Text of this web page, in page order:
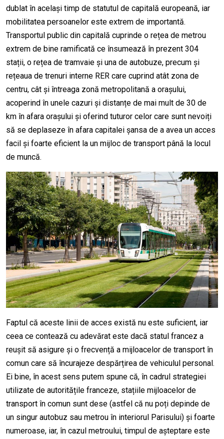
dublat în același timp de statutul de capitală europeană, iar
mobilitatea persoanelor este extrem de importantă.
Transportul public din capitală cuprinde o rețea de metrou
extrem de bine ramificată ce însumează în prezent 304
stații, o rețea de tramvaie și una de autobuze, precum și
rețeaua de trenuri interne RER care cuprind atât zona de
centru, cât și întreaga zonă metropolitană a orașului,
acoperind în unele cazuri și distanțe de mai mult de 30 de
km în afara orașului și oferind tuturor celor care sunt nevoiți
să se deplaseze în afara capitalei șansa de a avea un acces
facil și foarte eficient la un mijloc de transport până la locul
de muncă.
Faptul că aceste linii de acces există nu este suficient, iar
ceea ce contează cu adevărat este dacă statul francez a
reușit să asigure și o frecvență a mijloacelor de transport în
comun care să încurajeze despărțirea de vehiculul personal.
Ei bine, în acest sens putem spune că, în cadrul strategiei
utilizate de autoritățile franceze, stațiile mijloacelor de
transport în comun sunt dese (astfel că nu poți depinde de
un singur autobuz sau metrou în interiorul Parisului) și foarte
numeroase, iar, în cazul metroului, timpul de așteptare este